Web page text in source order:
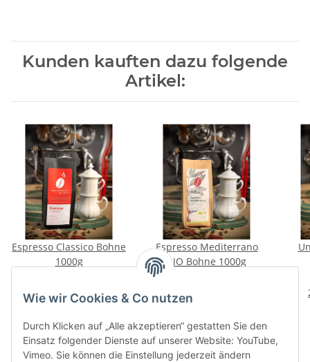
Wie wir Cookies & Co nutzen
Durch Klicken auf „Alle akzeptieren“ gestatten Sie den
Einsatz folgender Dienste auf unserer Website: YouTube,
Vimeo. Sie können die Einstellung jederzeit ändern
Kunden kauften dazu folgende
Artikel:
Espresso Classico Bohne
1000g
29,50 € pro 1 kg
Espresso Mediterrano
BIO Bohne 1000g
30,00 € pro 1 kg